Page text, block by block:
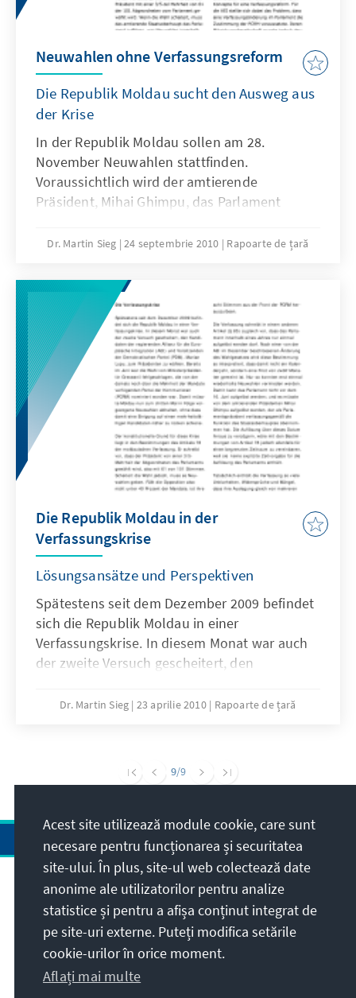
Neuwahlen ohne Verfassungsreform
Die Republik Moldau sucht den Ausweg aus
der Krise
In der Republik Moldau sollen am 28.
November Neuwahlen stattfinden.
Voraussichtlich wird der amtierende
Präsident, Mihai Ghimpu, das Parlament
Zuvor war am 5. September ein Referendum
Präsidenten knapp an der erforderlichen
Wahlbeteiligung gescheitert.
Dr. Martin Sieg 24 septembrie 2010 Rapoarte de țară
Die Republik Moldau in der
Verfassungskrise
Lösungsansätze und Perspektiven
Spätestens seit dem Dezember 2009 befindet
sich die Republik Moldau in einer
Verfassungskrise. In diesem Monat war auch
der zweite Versuch gescheitert, den
Europäische Integration (AEI) und
Dr. Martin Sieg 23 aprilie 2010 Rapoarte de țară
9/9
Adresa
Contact
Vizitați de asemenea și
Acest site utilizează module cookie, care sunt
necesare pentru funcționarea și securitatea
site-ului. În plus, site-ul web colectează date
anonime ale utilizatorilor pentru analize
statistice și pentru a afișa conținut integrat de
pe site-uri externe. Puteți modifica setările
cookie-urilor în orice moment.
Aflați mai multe